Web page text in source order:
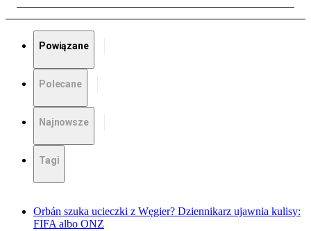
Powiązane
Polecane
Najnowsze
Tagi
Orbán szuka ucieczki z Węgier? Dziennikarz ujawnia kulisy:
FIFA albo ONZ